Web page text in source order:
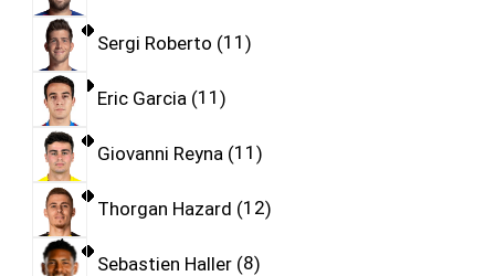
Sergi Roberto 11
Eric Garcia 11
Giovanni Reyna 11
Thorgan Hazard 12
Sebastien Haller 8